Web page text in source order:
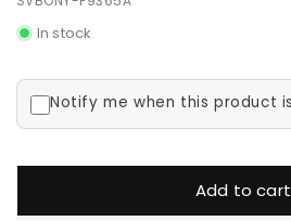
In stock
Notify me when this product
Add to cart